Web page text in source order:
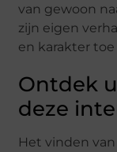
van gewoon
zijn eigen
en karakter
Ontdek
deze
Het vinden